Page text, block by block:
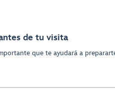
de tu visita
que te ayudará a